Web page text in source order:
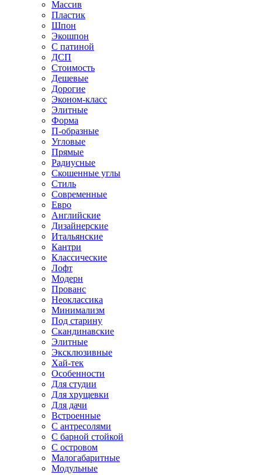
Массив
Пластик
Шпон
Экошпон
С патиной
ДСП
Стоимость
Дешевые
Дорогие
Эконом-класс
Элитные
Форма
П-образные
Угловые
Прямые
Радиусные
Скошенные углы
Стиль
Современные
Евро
Английские
Дизайнерские
Итальянские
Кантри
Классические
Лофт
Модерн
Прованс
Неоклассика
Минимализм
Под старину
Скандинавские
Элитные
Эксклюзивные
Хай-тек
Особенности
Для студии
Для хрущевки
Для дачи
Встроенные
С антресолями
С барной стойкой
С островом
Малогабаритные
Модульные